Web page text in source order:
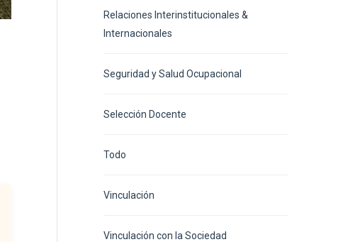
Relaciones Interinstitucionales &
Internacionales
Seguridad y Salud Ocupacional
Selección Docente
Todo
Vinculación
Vinculación con la Sociedad